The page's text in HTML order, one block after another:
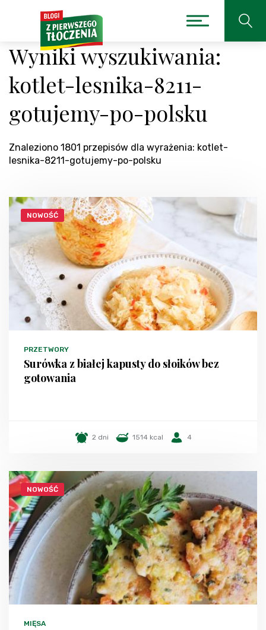
Wyniki wyszukiwania:
kotlet-lesnika-8211-
gotujemy-po-polsku
Znaleziono 1801 przepisów dla wyrażenia: kotlet-
lesnika-8211-gotujemy-po-polsku
NOWOŚĆ
PRZETWORY
Surówka z białej kapusty do słoików bez
gotowania
2 dni 1514 kcal 4
NOWOŚĆ
MIĘSA